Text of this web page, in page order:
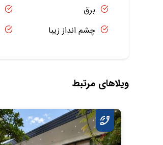
برق
چشم انداز زیبا
ویلاهای مرتبط